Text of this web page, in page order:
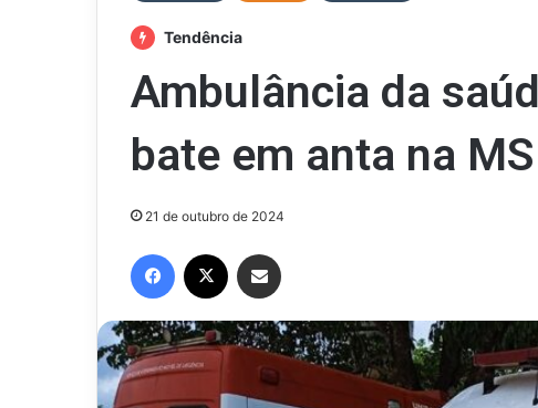
Tendência
Ambulância da
bate em anta na
21 de outubro de 2024
Facebook